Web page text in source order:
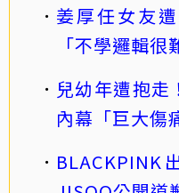
姜厚任女友
「不學邏輯很
兒幼年遭抱走
內幕「巨大傷
BLACKPINK